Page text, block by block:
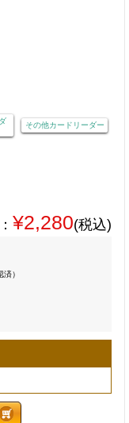
その他カードリーダー
¥2,280(税込)
）